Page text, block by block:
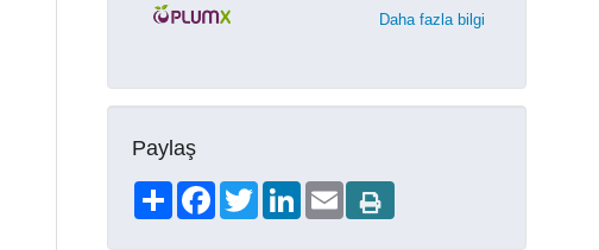
Daha fazla bilgi
Paylaş
ShareFacebookTwitterLinkedIn
Email